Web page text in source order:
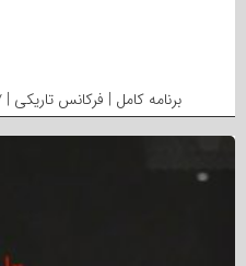
برنامه کامل | فرکانس تاریکی | ۱۴۰۴.۱۱.۲۷ | استاد عصام العماد